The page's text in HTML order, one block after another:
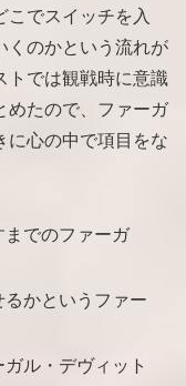
こでスイッチを入
くのかという流れが
トでは観戦時に意識
めたので、ファーガ
に心の中で項目をな
までのファーガ
かというファー
ル・デヴィット